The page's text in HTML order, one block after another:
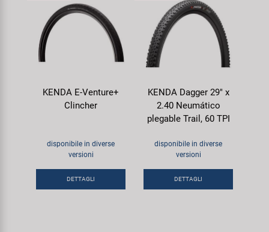
KENDA E-Venture+
Clincher
disponibile in diverse
versioni
DETTAGLI
KENDA Dagger 29" x
2.40 Neumático
plegable Trail, 60 TPI
disponibile in diverse
versioni
DETTAGLI